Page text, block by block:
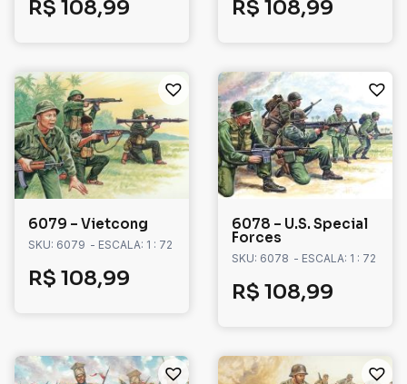
R$ 108,99 R$ 108,99
6079 – Vietcong
SKU: 6079 - ESCALA: 1 : 72
R$ 108,99
6078 – U.S. Special
Forces
SKU: 6078 - ESCALA: 1 : 72
R$ 108,99